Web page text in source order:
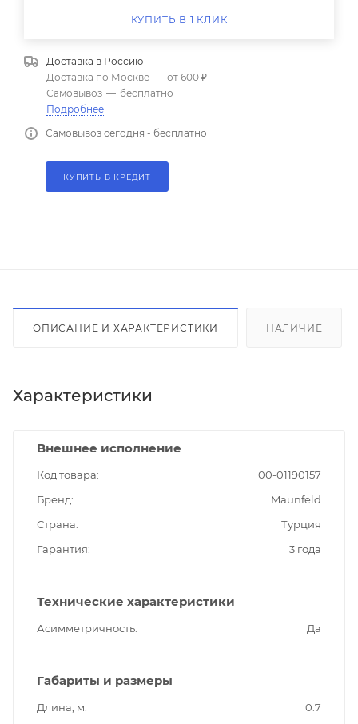
КУПИТЬ В 1 КЛИК
Доставка в Россию
Доставка по Москве — от 600 ₽
Самовывоз — бесплатно
Подробнее
Самовывоз сегодня - бесплатно
КУПИТЬ В КРЕДИТ
ОПИСАНИЕ И ХАРАКТЕРИСТИКИ НАЛИЧИЕ
Характеристики
Внешнее исполнение
Код товара
00-01190157
Бренд
Maunfeld
Страна
Турция
Гарантия
3 года
Технические характеристики
Асимметричность Да
Габариты и размеры
Длина, м
0.7